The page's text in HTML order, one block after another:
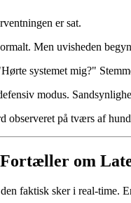
er sat.
Men uvisheden
systemet mig?"
modus.
på tværs af
om
faktisk sker i real-time.